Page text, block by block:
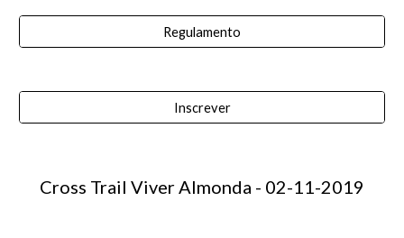
Regulamento
Inscrever
Cross Trail Viver Almonda - 02-11-2019